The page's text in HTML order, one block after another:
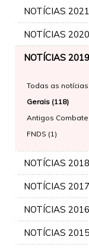
NOTÍCIAS 2021
NOTÍCIAS 2020
NOTÍCIAS 2019
Todas as notícias
Gerais (118)
Antigos
FNDS (1)
NOTÍCIAS 2018
NOTÍCIAS 2017
NOTÍCIAS 2016
NOTÍCIAS 2015